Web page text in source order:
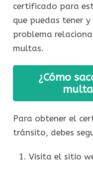
certificado para
que puedas tener
problema
multas.
¿Cómo
Para obtener el
tránsito, debes
Visita el sitio